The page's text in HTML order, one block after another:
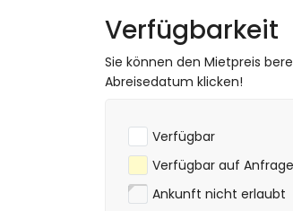
Verfügbarkeit
Sie können den Mietpreis
Abreisedatum klicken!
Verfügbar
Verfügbar auf Anfrage
Ankunft nicht erlaubt